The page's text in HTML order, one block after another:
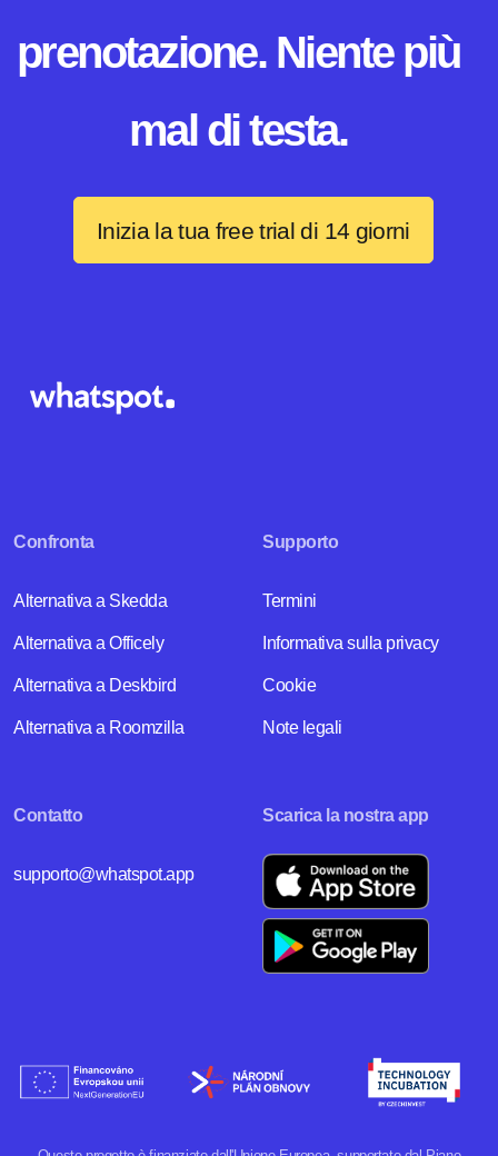
prenotazione. Niente più
mal di testa.
Inizia la tua free trial di 14 giorni
Confronta
Alternativa a Skedda
Alternativa a Officely
Alternativa a Deskbird
Alternativa a Roomzilla
Supporto
Termini
Informativa sulla privacy
Cookie
Note legali
Contatto
supporto@whatspot.app
Scarica la nostra app